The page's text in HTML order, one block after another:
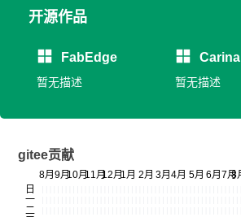
开源作品
FabEdge
暂无描述
Carina
暂无描述
gitee贡献